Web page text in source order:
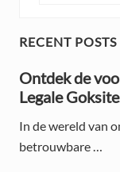
P
s
t
P
s
t
P
r
i
m
RECENT POSTS
Ontdek de
Legale
In de wereld van
betrouwbare …